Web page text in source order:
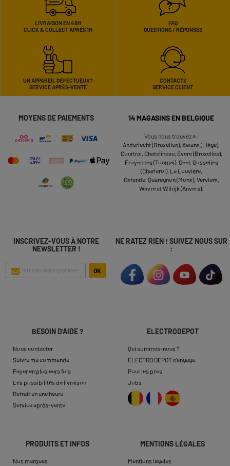
LIVRAISON EN 48H
CLICK & COLLECT APRÈS 1H
FAQ
QUESTIONS / RÉPONSES
UN APPAREIL DÉFECTUEUX?
SERVICE APRÈS-VENTE
CONTACTS
SERVICE CLIENT
MOYENS DE PAIEMENTS 14 MAGASINS EN BELGIQUE
Vous nous trouvez à :
Anderlecht (Bruxelles), Awans (Liège),
Courtrai, Chatelineau, Evere (Bruxelles),
Froyennes (Tournai), Geel, Gosselies
(Charleroi), La Louvière,
Ostende, Quaregnon (Mons), Verviers,
Wavre etWilrijk (Anvers).
INSCRIVEZ-VOUS À NOTRE
NEWSLETTER !
OK
NE RATEZ RIEN ! SUIVEZ NOUS SUR
:
BESOIN D'AIDE ?
Nous contacter
Suivre ma commande
Payer en plusieurs fois
Les possibilités de livraison
Retrait en une heure
Service après-vente
ELECTRODEPOT
Qui sommes-nous ?
ELECTRO DEPOT s'engage
Pour les pros
Jobs
PRODUITS ET INFOS
Nos marques
MENTIONS LÉGALES
Mentions légales